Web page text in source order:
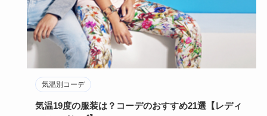
気温別コーデ
気温19度の服装は？コーデのおすすめ21選【レディ